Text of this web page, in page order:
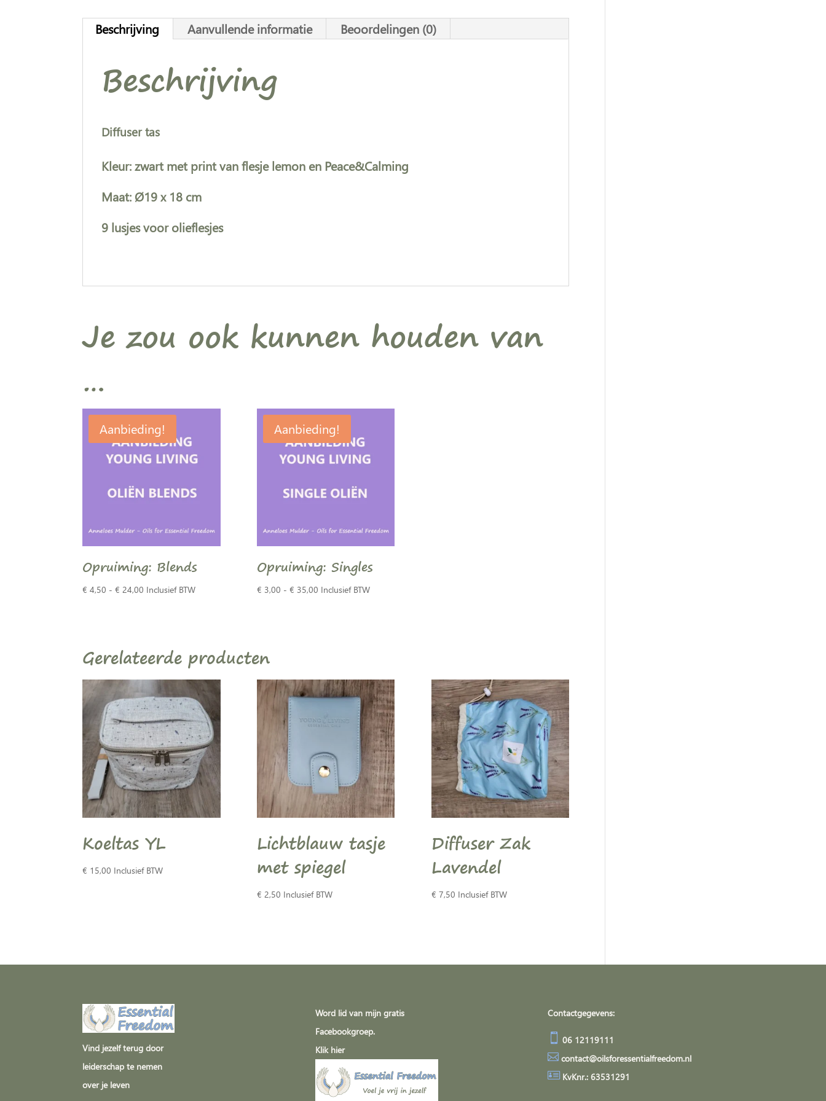
t
i
Beschrijving Aanvullende informatie Beoordelingen (0)
Beschrijving
Diffuser tas
Kleur: zwart met print van flesje lemon en Peace&Calming
Maat: Ø19 x 18 cm
9 lusjes voor olieflesjes
Je zou ook kunnen houden van
…
Aanbieding!
Opruiming: Blends
€ 4,50 - € 24,00 Prijsklasse:
Inclusief BTW
Aanbieding!
Opruiming: Singles
€ 3,00 - € 35,00Prijsklasse:
Inclusief BTW
Gerelateerde producten
Koeltas YL
€ 15,00 Inclusief BTW
Lichtblauw tasje
met spiegel
€ 2,50 Inclusief BTW
Diffuser Zak
Lavendel
€ 7,50 Inclusief BTW
Vind jezelf terug door
leiderschap te nemen
over je leven
Word lid van mijn gratis
Facebookgroep.
Klik hier
Contactgegevens:
 06 12119111
 contact@oilsforessentialfreedom.nl
KvKnr.: 63531291